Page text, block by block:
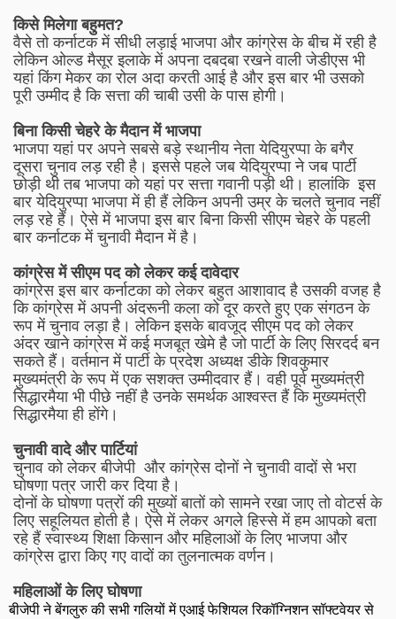
किसे मिलेगा बहुमत?
वैसे तो कर्नाटक में सीधी लड़ाई भाजपा और कांग्रेस के बीच में रही है
लेकिन ओल्ड मैसूर इलाके में अपना दबदबा रखने वाली जेडीएस भी
यहां किंग मेकर का रोल अदा करती आई है और इस बार भी उसको
पूरी उम्मीद है कि सत्ता की चाबी उसी के पास होगी।
बिना किसी चेहरे के मैदान में भाजपा
भाजपा यहां पर अपने सबसे बड़े स्थानीय नेता येदियुरप्पा के बगैर
दूसरा चुनाव लड़ रही है। इससे पहले जब येदियुरप्पा ने जब पार्टी
छोड़ी थी तब भाजपा को यहां पर सत्ता गवानी पड़ी थी। हालांकि इस
बार येदियुरप्पा भाजपा में ही हैं लेकिन अपनी उम्र के चलते चुनाव नहीं
लड़ रहे हैं। ऐसे में भाजपा इस बार बिना किसी सीएम चेहरे के पहली
बार कर्नाटक में चुनावी मैदान में है।
कांग्रेस में सीएम पद को लेकर कई दावेदार
कांग्रेस इस बार कर्नाटका को लेकर बहुत आशावाद है उसकी वजह है
कि कांग्रेस में अपनी अंदरूनी कला को दूर करते हुए एक संगठन के
रूप में चुनाव लड़ा है। लेकिन इसके बावजूद सीएम पद को लेकर
अंदर खाने कांग्रेस में कई मजबूत खेमे है जो पार्टी के लिए सिरदर्द बन
सकते हैं। वर्तमान में पार्टी के प्रदेश अध्यक्ष डीके शिवकुमार
मुख्यमंत्री के रूप में एक सशक्त उम्मीदवार हैं। वही पूर्व मुख्यमंत्री
सिद्धारमैया भी पीछे नहीं है उनके समर्थक आश्वस्त हैं कि मुख्यमंत्री
सिद्धारमैया ही होंगे।
चुनावी वादे और पार्टियां
चुनाव को लेकर बीजेपी और कांग्रेस दोनों ने चुनावी वादों से भरा
घोषणा पत्र जारी कर दिया है।
दोनों के घोषणा पत्रों की मुख्यों बातों को सामने रखा जाए तो वोटर्स के
लिए सहूलियत होती है। ऐसे में लेकर अगले हिस्से में हम आपको बता
रहे हैं स्वास्थ्य शिक्षा किसान और महिलाओं के लिए भाजपा और
कांग्रेस द्वारा किए गए वादों का तुलनात्मक वर्णन।
महिलाओं के लिए घोषणा
बीजेपी ने बेंगलुरु की सभी गलियों में एआई फेशियल रिकॉग्निशन सॉफ्टवेयर से